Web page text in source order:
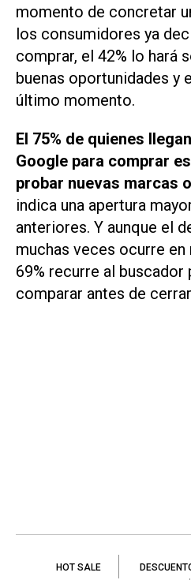
momento de concretar
los consumidores ya
comprar, el 42% lo hará
buenas oportunidades y
último momento.
El 75% de quienes
Google para comprar
probar nuevas marcas
indica una apertura
anteriores. Y aunque el
muchas veces ocurre
69% recurre al buscador
comparar antes de
HOT SALE